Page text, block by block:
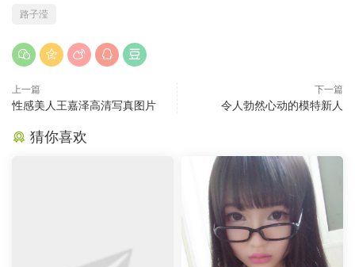
路子滢
上一篇
性感美人王嘉泽高清写真图片
下一篇
令人勃然心动的模特新人
猜你喜欢